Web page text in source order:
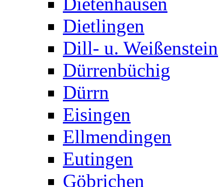
Dietlingen
Dill- u. Weißenstein
Dürrenbüchig
Dürrn
Eisingen
Ellmendingen
Eutingen
Göbrichen